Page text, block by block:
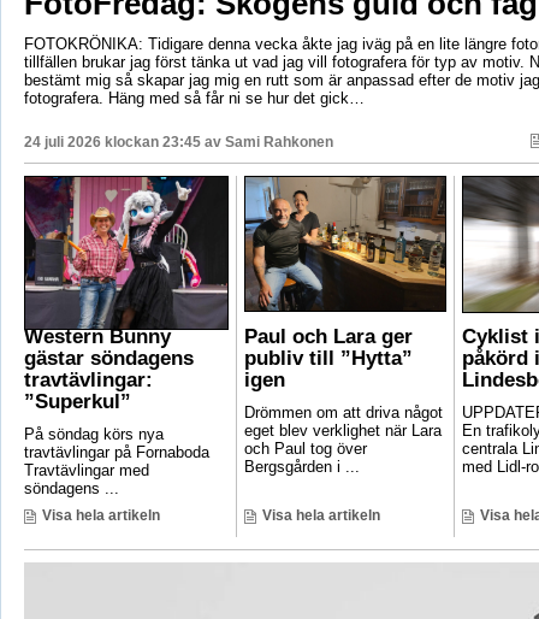
FOTOKRÖNIKA: Tidigare denna vecka åkte jag iväg på en lite längre
tillfällen brukar jag först tänka ut vad jag vill fotografera för typ av motiv.
bestämt mig så skapar jag mig en rutt som är anpassad efter de motiv
fotografera. Häng med så får ni se hur det gick…
24 juli 2026 klockan 23:45 av Sami Rahkonen
Western Bunny
gästar söndagens
travtävlingar:
”Superkul”
På söndag körs nya
travtävlingar på Fornaboda
Travtävlingar med
söndagens ...
Visa hela artikeln
Paul och Lara ger
publiv till ”Hytta”
igen
Drömmen om att driva något
eget blev verklighet när Lara
och Paul tog över
Bergsgården i ...
Visa hela artikeln
Cyklist
påkörd
En
centrala
med Lidl-
Visa